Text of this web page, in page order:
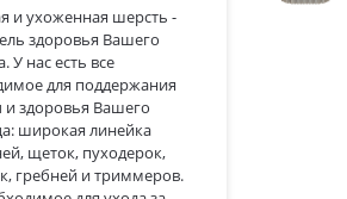
и ухоженная шерсть -
здоровья Вашего
У нас есть все
для поддержания
и здоровья Вашего
широкая линейка
щеток, пуходерок,
гребней и триммеров.